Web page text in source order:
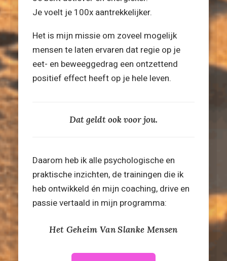
Je voelt je 100x aantrekkelijker.
Het is mijn missie om zoveel mogelijk
mensen te laten ervaren dat regie op je
eet- en beweeggedrag een ontzettend
positief effect heeft op je hele leven.
Dat geldt ook voor jou.
Daarom heb ik alle psychologische en
praktische inzichten, de trainingen die ik
heb ontwikkeld én mijn coaching, drive en
passie vertaald in mijn programma:
Het Geheim Van Slanke Mensen